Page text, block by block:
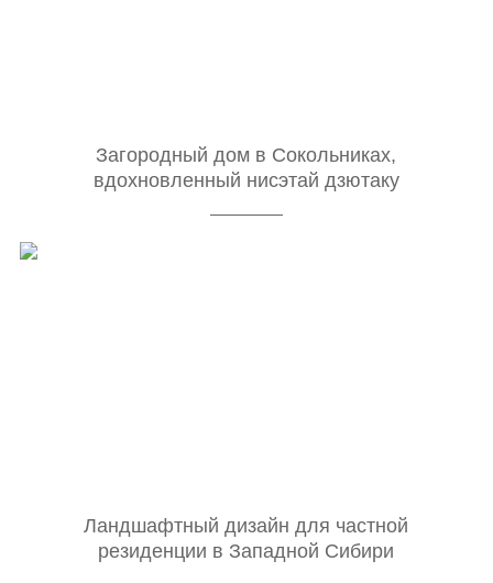
Загородный дом в Сокольниках,
вдохновленный нисэтай дзютаку
Ландшафтный дизайн для частной
резиденции в Западной Сибири